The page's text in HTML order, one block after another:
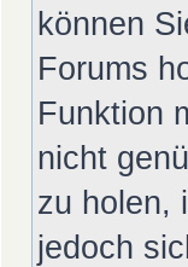
können
Forums
Funktion
nicht
zu holen,
jedoch